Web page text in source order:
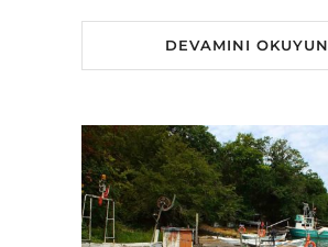
DEVAMINI OKUYUN